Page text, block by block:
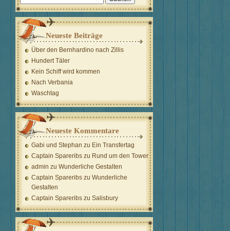
nach:
Neueste Beiträge
Über den Bernhardino nach Zillis
Hundert Täler
Kein Schiff wird kommen
Nach Verbania
Waschtag
Neueste Kommentare
Gabi und Stephan zu Ein Transfertag
Captain Spareribs zu Rund um den Tower
admin zu Wunderliche Gestalten
Captain Spareribs zu Wunderliche
Gestalten
Captain Spareribs zu Salisbury